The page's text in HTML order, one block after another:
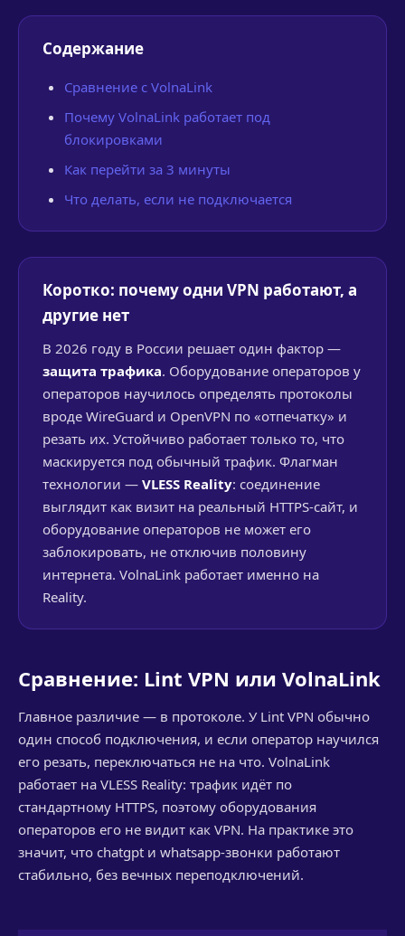
Содержание
Сравнение с VolnaLink
Почему VolnaLink работает под
блокировками
Как перейти за 3 минуты
Что делать, если не подключается
Коротко: почему одни VPN работают, а
другие нет
В 2026 году в России решает один фактор —
защита трафика. Оборудование операторов у
операторов научилось определять протоколы
вроде WireGuard и OpenVPN по «отпечатку» и
резать их. Устойчиво работает только то, что
маскируется под обычный трафик. Флагман
технологии — VLESS Reality: соединение
выглядит как визит на реальный HTTPS-сайт, и
оборудование операторов не может его
заблокировать, не отключив половину
интернета. VolnaLink работает именно на
Reality.
Сравнение: Lint VPN или VolnaLink
Главное различие — в протоколе. У Lint VPN обычно
один способ подключения, и если оператор научился
его резать, переключаться не на что. VolnaLink
работает на VLESS Reality: трафик идёт по
стандартному HTTPS, поэтому оборудования
операторов его не видит как VPN. На практике это
значит, что chatgpt и whatsapp-звонки работают
стабильно, без вечных переподключений.